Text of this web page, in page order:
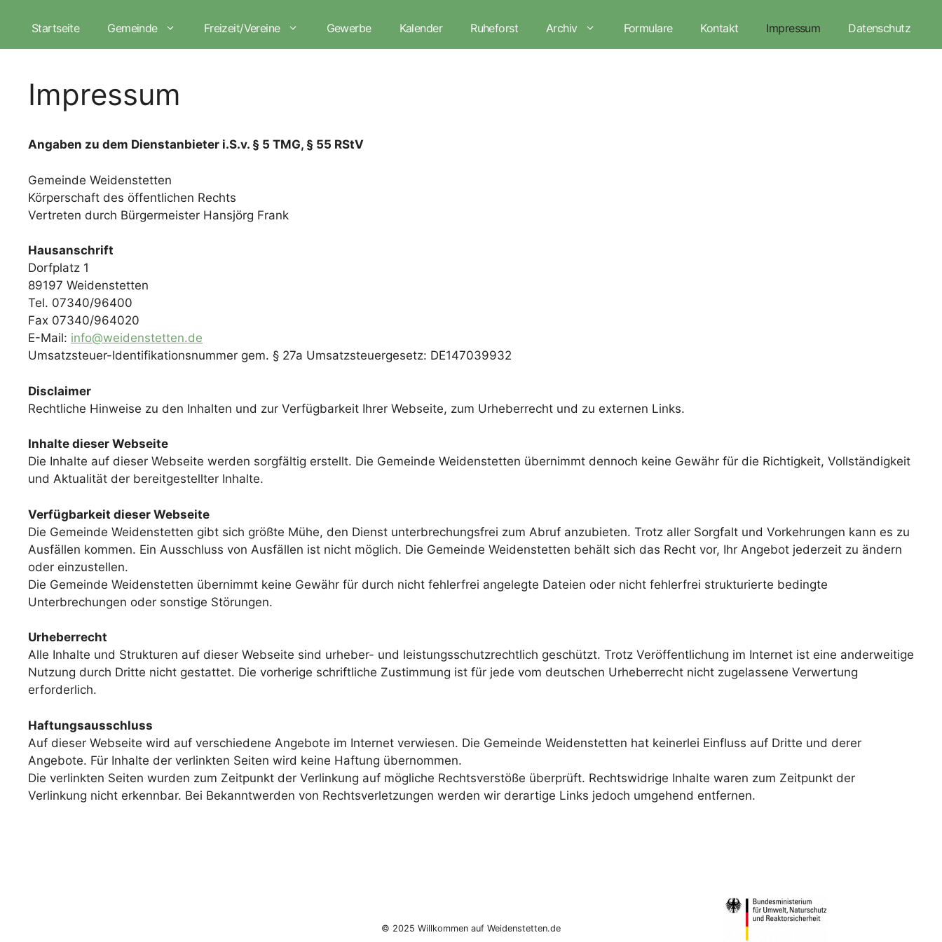
Startseite Gemeinde Freizeit/Vereine Gewerbe Kalender Ruheforst Archiv Formulare Kontakt Impressum Datenschutz
Impressum
Angaben zu dem Dienstanbieter i.S.v. § 5 TMG, § 55 RStV
Gemeinde Weidenstetten
Körperschaft des öffentlichen Rechts
Vertreten durch Bürgermeister Hansjörg Frank
Hausanschrift
Dorfplatz 1
89197 Weidenstetten
Tel. 07340/96400
Fax 07340/964020
E-Mail: info@weidenstetten.de
Umsatzsteuer-Identifikationsnummer gem. § 27a Umsatzsteuergesetz: DE147039932
Disclaimer
Rechtliche Hinweise zu den Inhalten und zur Verfügbarkeit Ihrer Webseite, zum Urheberrecht und zu externen Links.
Inhalte dieser Webseite
Die Inhalte auf dieser Webseite werden sorgfältig erstellt. Die Gemeinde Weidenstetten übernimmt dennoch keine Gewähr für die Richtigkeit, Vollständigkeit
und Aktualität der bereitgestellter Inhalte.
Verfügbarkeit dieser Webseite
Die Gemeinde Weidenstetten gibt sich größte Mühe, den Dienst unterbrechungsfrei zum Abruf anzubieten. Trotz aller Sorgfalt und Vorkehrungen kann es zu
Ausfällen kommen. Ein Ausschluss von Ausfällen ist nicht möglich. Die Gemeinde Weidenstetten behält sich das Recht vor, Ihr Angebot jederzeit zu ändern
oder einzustellen.
Die Gemeinde Weidenstetten übernimmt keine Gewähr für durch nicht fehlerfrei angelegte Dateien oder nicht fehlerfrei strukturierte bedingte
Unterbrechungen oder sonstige Störungen.
Urheberrecht
Alle Inhalte und Strukturen auf dieser Webseite sind urheber- und leistungsschutzrechtlich geschützt. Trotz Veröffentlichung im Internet ist eine anderweitige
Nutzung durch Dritte nicht gestattet. Die vorherige schriftliche Zustimmung ist für jede vom deutschen Urheberrecht nicht zugelassene Verwertung
erforderlich.
Haftungsausschluss
Auf dieser Webseite wird auf verschiedene Angebote im Internet verwiesen. Die Gemeinde Weidenstetten hat keinerlei Einfluss auf Dritte und derer
Angebote. Für Inhalte der verlinkten Seiten wird keine Haftung übernommen.
Die verlinkten Seiten wurden zum Zeitpunkt der Verlinkung auf mögliche Rechtsverstöße überprüft. Rechtswidrige Inhalte waren zum Zeitpunkt der
Verlinkung nicht erkennbar. Bei Bekanntwerden von Rechtsverletzungen werden wir derartige Links jedoch umgehend entfernen.
© 2025 Willkommen auf Weidenstetten.de